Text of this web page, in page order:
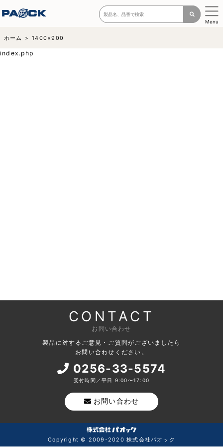
Menu
ホーム 1400×900
index.php
CONTACT
お問い合わせ
製品に対するご意見・ご質問がございましたら
お問い合わせください。
0256-33-5574
受付時間／平日 9:00〜17:00
お問い合わせ
Copyright © 2009-2020 株式会社パオック